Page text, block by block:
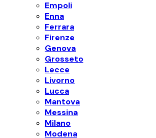
Empoli
Enna
Ferrara
Firenze
Genova
Grosseto
Lecce
Livorno
Lucca
Mantova
Messina
Milano
Modena